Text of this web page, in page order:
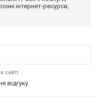
інтернет-ресурси;
сайті
відгуку